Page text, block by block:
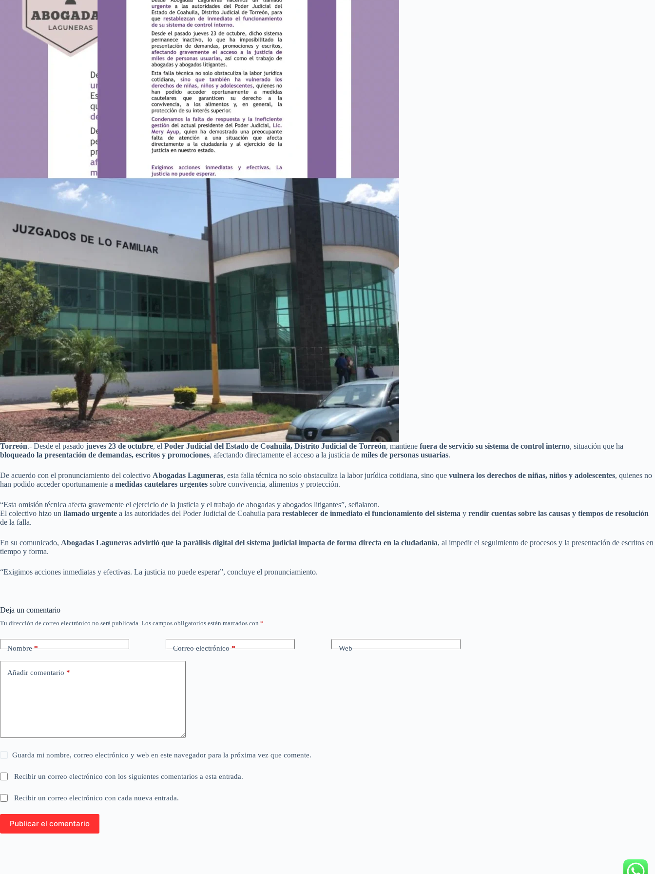
Torreón.- Desde el pasado jueves 23 de octubre, el Poder Judicial del Estado de Coahuila, Distrito Judicial de Torreón, mantiene fuera de servicio su sistema de control interno, situación que ha
bloqueado la presentación de demandas, escritos y promociones, afectando directamente el acceso a la justicia de miles de personas usuarias.
De acuerdo con el pronunciamiento del colectivo Abogadas Laguneras, esta falla técnica no solo obstaculiza la labor jurídica cotidiana, sino que vulnera los derechos de niñas, niños y adolescentes, quienes no
han podido acceder oportunamente a medidas cautelares urgentes sobre convivencia, alimentos y protección.
“Esta omisión técnica afecta gravemente el ejercicio de la justicia y el trabajo de abogadas y abogados litigantes”, señalaron.
El colectivo hizo un llamado urgente a las autoridades del Poder Judicial de Coahuila para restablecer de inmediato el funcionamiento del sistema y rendir cuentas sobre las causas y tiempos de resolución
de la falla.
En su comunicado, Abogadas Laguneras advirtió que la parálisis digital del sistema judicial impacta de forma directa en la ciudadanía, al impedir el seguimiento de procesos y la presentación de escritos en
tiempo y forma.
“Exigimos acciones inmediatas y efectivas. La justicia no puede esperar”, concluye el pronunciamiento.
Deja un comentario
Tu dirección de correo electrónico no será publicada. Los campos obligatorios están marcados con *
Nombre* Correo electrónico* Web
Añadir comentario *
Guarda mi nombre, correo electrónico y web en este navegador para la próxima vez que comente.
Recibir un correo electrónico con los siguientes comentarios a esta entrada.
Recibir un correo electrónico con cada nueva entrada.
Publicar el comentario